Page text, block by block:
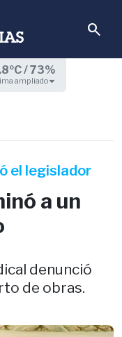
search
/ 73%
ampliado
el legislador
a un
denunció
de obras.